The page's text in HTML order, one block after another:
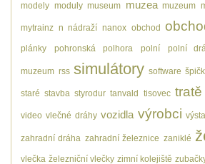
modely moduly museum muzea muzeum
mytrainz n nádraží nanox obchod
plánky pohronská polhora polní polní
muzeum rss simulátory software
staré stavba styrodur tanvald tisovec tratě
video vlečné dráhy vozidla výrobci
zahradní dráha zahradní železnice zaniklé
vlečka železniční vlečky zimní kolejiště